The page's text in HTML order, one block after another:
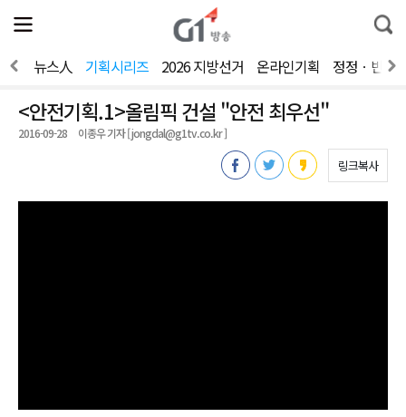
전
체
뉴
열
통
합
색
다 뉴스人 기획시리즈 2026 지방선거 온라인기획 정정ㆍ반론
<안전기획.1>올림픽 건설 "안전 최우선"
2016-09-28 이종우 기자 [ jongdal@g1tv.co.kr ]
링크복사